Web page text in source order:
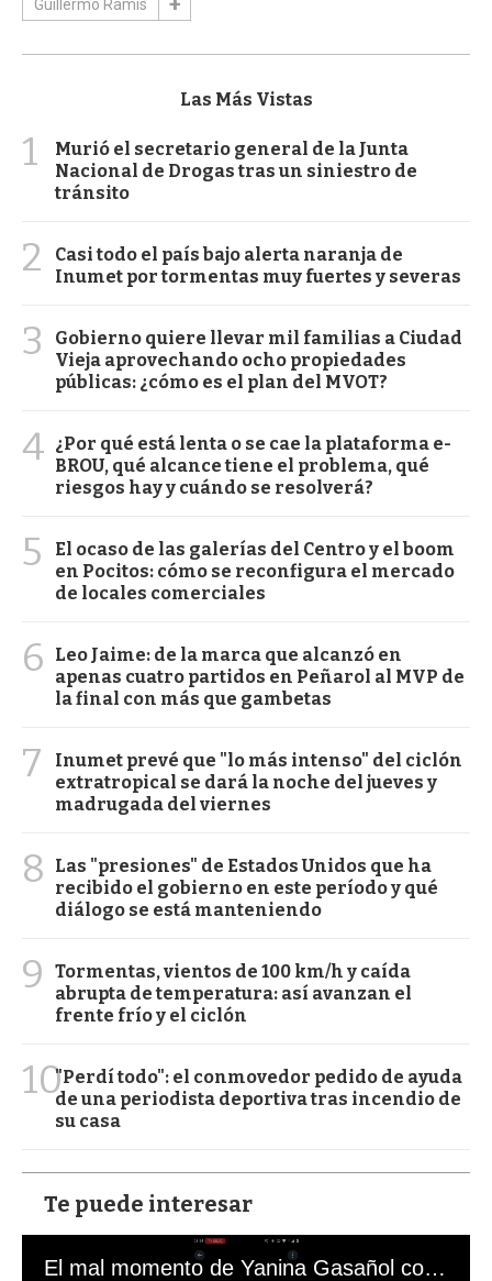
Guillermo Ramis
Las Más Vistas
1
Murió el secretario general de la Junta
Nacional de Drogas tras un siniestro de
tránsito
2
Casi todo el país bajo alerta naranja de
Inumet por tormentas muy fuertes y severas
3
Gobierno quiere llevar mil familias a Ciudad
Vieja aprovechando ocho propiedades
públicas: ¿cómo es el plan del MVOT?
4 ¿Por qué está lenta o se cae la plataforma e-
BROU, qué alcance tiene el problema, qué
riesgos hay y cuándo se resolverá?
5
El ocaso de las galerías del Centro y el boom
en Pocitos: cómo se reconfigura el mercado
de locales comerciales
6
Leo Jaime: de la marca que alcanzó en
apenas cuatro partidos en Peñarol al MVP de
la final con más que gambetas
7
Inumet prevé que "lo más intenso" del ciclón
extratropical se dará la noche del jueves y
madrugada del viernes
8
Las "presiones" de Estados Unidos que ha
recibido el gobierno en este período y qué
diálogo se está manteniendo
9
Tormentas, vientos de 100 km/h y caída
abrupta de temperatura: así avanzan el
frente frío y el ciclón
10"Perdí todo": el conmovedor pedido de ayuda
de una periodista deportiva tras incendio de
su casa
Te puede interesar
El mal momento de Yanina Gasañol con un hincha argentino en "Subrayado"